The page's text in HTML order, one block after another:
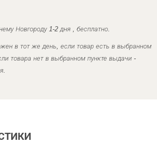
Новгороду 1-2 дня , бесплатно.
в тот же день, если товар есть в выбранном
товара нет в выбранном пункте выдачи -